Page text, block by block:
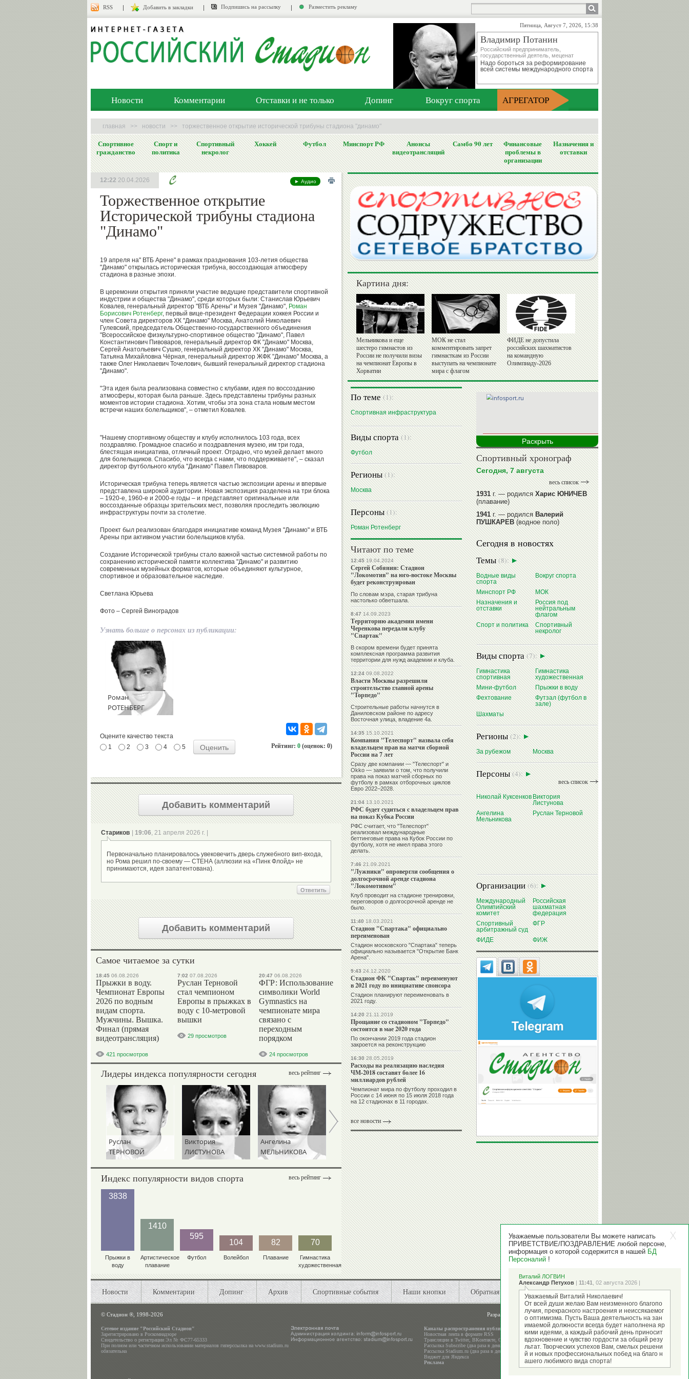
RSS Добавить в закладки Подпишись на рассылку Разместить рекламу
Пятница, Август 7, 2026, 15:38
Владимир Потанин
Российский предприниматель,
государственный деятель, меценат
Надо бороться за реформирование
всей системы международного спорта
Новости Комментарии Отставки и не только Допинг Вокруг спорта АГРЕГАТОР
главная >> новости >> торжественное открытие исторической трибуны стадиона "динамо"
Спортивное
гражданство
Спорт и
политика
Спортивный
некролог
Хоккей Футбол Минспорт РФ
Анонсы
видеотрансляций
Самбо 90 лет
Финансовые
проблемы в
организации
Назначения и
отставки
► Аудио
Торжественное открытие
Исторической трибуны стадиона
"Динамо"
12:22 20.04.2026
19 апреля на" ВТБ Арене" в рамках празднования 103-летия общества
"Динамо" открылась историческая трибуна, воссоздающая атмосферу
стадиона в разные эпохи.
В церемонии открытия приняли участие ведущие представители спортивной
индустрии и общества "Динамо", среди которых были: Станислав Юрьевич
Ковалев, генеральный директор "ВТБ Арены" и Музея "Динамо", Роман
Борисович Ротенберг, первый вице-президент Федерации хоккея России и
член Совета директоров ХК "Динамо" Москва, Анатолий Николаевич
Гулевский, председатель Общественно-государственного объединения
"Всероссийское физкультурно-спортивное общество "Динамо", Павел
Константинович Пивоваров, генеральный директор ФК "Динамо" Москва,
Сергей Анатольевич Сушко, генеральный директор ХК "Динамо" Москва,
Татьяна Михайловна Чёрная, генеральный директор ЖФК "Динамо" Москва, а
также Олег Николаевич Точелович, бывший генеральный директор стадиона
"Динамо".
"Эта идея была реализована совместно с клубами, идея по воссозданию
атмосферы, которая была раньше. Здесь представлены трибуны разных
моментов истории стадиона. Хотим, чтобы эта зона стала новым местом
встречи наших болельщиков", – отметил Ковалев.
"Нашему спортивному обществу и клубу исполнилось 103 года, всех
поздравляю. Громадное спасибо и поздравления музею, им три года,
блестящая инициатива, отличный проект. Отрадно, что музей делает много
для болельщиков. Спасибо, что всегда с нами, что поддерживаете", – сказал
директор футбольного клуба "Динамо" Павел Пивоваров.
Историческая трибуна теперь является частью экспозиции арены и впервые
представлена широкой аудитории. Новая экспозиция разделена на три блока
– 1920-е, 1960-е и 2000-е годы – и представляет оригинальные или
воссозданные образцы зрительских мест, позволяя проследить эволюцию
инфраструктуры почти за столетие.
Проект был реализован благодаря инициативе команд Музея "Динамо" и ВТБ
Арены при активном участии болельщиков клуба.
Создание Исторической трибуны стало важной частью системной работы по
сохранению исторической памяти коллектива "Динамо" и развитию
современных музейных форматов, которые объединяют культурное,
спортивное и образовательное наследие.
Светлана Юрьева
Фото – Сергей Виноградов
Узнать больше о персонах из публикации:
Роман
РОТЕНБЕРГ
Оцените качество текста
Рейтинг: 0 (оценок: 0)
1 2 3 4 5
Добавить комментарий
Стариков 19:06, 21 апреля 2026 г. |
Первоначально планировалось увековечить дверь служебного вип-входа,
но Рома решил по-своему — СТЕНА (аллюзии на «Пинк Флойд» не
Ответить
Добавить комментарий
Самое читаемое за сутки
18:45 06.08.2026
Прыжки в воду.
Чемпионат Европы
2026 по водным
видам спорта.
Мужчины. Вышка.
Финал (прямая
видеотрансляция)
421 просмотров
7:02 07.08.2026
Руслан Терновой
стал чемпионом
Европы в прыжках в
воду с 10-метровой
вышки
29 просмотров
20:47 06.08.2026
ФГР: Использование
символики World
Gymnastics на
чемпионате мира
связано с
переходным
порядком
24 просмотров
весь рейтинг
Лидеры индекса популярности сегодня
Руслан
ТЕРНОВОЙ
Виктория
ЛИСТУНОВА
Ангелина
МЕЛЬНИКОВА
Николай
КУКСЕНКОВ
весь рейтинг
Индекс популярности видов спорта
3838
Прыжки в
воду
1410
Артистическое
плавание
595
Футбол
104
Волейбол
82
Плавание
70
Гимнастика
художественная
Картина дня:
Мельникова и еще
шестеро гимнастов из
России не получили визы
на чемпионат Европы в
Хорватии
МОК не стал
комментировать запрет
гимнасткам из России
выступать на чемпионате
мира с флагом
ФИДЕ не допустила
российских шахматистов
на командную
Олимпиаду-2026
По теме(1):
Спортивная инфраструктура
Виды спорта(1):
Футбол
Регионы(1):
Москва
Персоны(1):
Роман Ротенберг
Читают по теме
12:4519.04.2024
Сергей Собянин: Стадион
"Локомотив" на юго-востоке Москвы
будет реконструирован
По словам мэра, старая трибуна
настолько обветшала.
8:4714.09.2023
Территорию академии имени
Черенкова передали клубу
"Спартак"
В скором времени будет принята
комплексная программа развития
территории для нужд академии и клуба.
12:2409.08.2022
Власти Москвы разрешили
строительство главной арены
"Торпедо"
Строительные работы начнутся в
Даниловском районе по адресу
Восточная улица, владение 4а.
14:3515.10.2021
Компания "Телеспорт" назвала себя
владельцем прав на матчи сборной
России на 7 лет
Сразу две компании — "Телеспорт" и
Okko — заявили о том, что получили
права на показ матчей сборных по
футболу в рамках отборочных циклов
Евро 2022–2028.
21:0413.10.2021
РФС будет судиться с владельцем прав
на показ Кубка России
РФС считает, что "Телеспорт"
реализовал международные
беттинговые права на Кубок России по
футболу, хотя не имел права этого
делать.
7:4621.09.2021
"Лужники" опровергли сообщения о
долгосрочной аренде стадиона
"Локомотивом"
Клуб проводит на стадионе тренировки,
переговоров о долгосрочной аренде не
было.
11:4018.03.2021
Стадион "Спартака" официально
переименован
Стадион московского "Спартака" теперь
официально называется "Открытие Банк
Арена".
9:4324.12.2020
Стадион ФК "Спартак" переименуют
в 2021 году по инициативе спонсора
Стадион планируют переименовать в
2021 году.
14:2021.11.2019
Прощание со стадионом "Торпедо"
состоится в мае 2020 года
По окончании 2019 года стадион
закроется на реконструкцию
16:3028.05.2019
Расходы на реализацию наследия
ЧМ-2018 составят более 16
миллиардов рублей
Чемпионат мира по футболу проходил в
России с 14 июня по 15 июля 2018 года
на 12 стадионах в 11 городах.
все новости
Раскрыть
Спортивный хронограф
Сегодня, 7 августа
весь список
1931г. — родилсяХарис ЮНИЧЕВ
(плавание)
1941г. — родилсяВалерий
ПУШКАРЕВ(водное поло)
1947г. — родилсяВалерий
ИЛЬИНЫХ(гимнастика спортивная)
1954г. — родилсяВалерий
ГАЗЗАЕВ(футбол)
1956г. — родилсяВладимир
РЫБАКОВ(легкая атлетика)
читать далее
Сегодня в новостях
Темы(8):
Водные виды
спорта
Вокруг спорта
Минспорт РФ
МОК
Назначения и
отставки
Россия под
нейтральным
флагом
Спорт и политика
Спортивный
некролог
Виды спорта(7):
Гимнастика
спортивная
Гимнастика
художественная
Мини-футбол
Прыжки в воду
Фехтование
Футзал (футбол в
зале)
Шахматы
Регионы(2):
За рубежом Москва
Персоны(4):
весь список
Николай КуксенковВиктория
Листунова
Ангелина
Мельникова
Руслан Терновой
Организации(6):
Международный
Олимпийский
комитет
Российская
шахматная
федерация
Спортивный
арбитражный суд
ФГР
ФИДЕ ФИЖ
Новости Комментарии Допинг Архив Спортивные события Наши кнопки Обратная связь
©Стадион ®, 1998-2026 Разработка и поддержкаООО "Стадион"
Сетевое издание "Российский Стадион"
Зарегистрировано в Роскомнадзоре
Свидетельство о регистрации Эл № ФС77-65333
При полном или частичном использовании материалов гиперссылка наwww.stadium.ru
обязательна
Каналы распространения публикаций
Новостная лента в формате RSS
Трансляции вTwitter,ВКонтакте,Google+
Рассылка Subscribe (два раза в день)
Рассылка Stadium.ru (два раза в день)
Виджет для Яндекса
Реклама
Уважаемые пользователи Вы можете написать
ПРИВЕТСТВИЕ/ПОЗДРАВЛЕНИЕ любой персоне,
информация о которой содержится в нашей БД
Персоналий !
Виталий ЛОГВИН
Александр Петухов | 11:41 , 02 августа 2026 |
Уважаемый Виталий Николаевич!
От всей души желаю Вам неизменного благопо
лучия, прекрасного настроения и неиссякаемог
о оптимизма. Пусть Ваша деятельность на зан
имаемой должности всегда будет наполнена яр
кими идеями, а каждый рабочий день приносит
вдохновение и чувство гордости за общий резу
льтат. Творческих успехов Вам, смелых решени
й и новых профессиональных побед на благо н
ашего любимого вида спорта!